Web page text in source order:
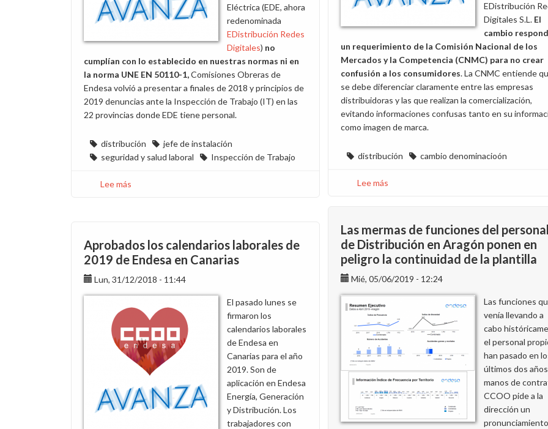
Eléctrica (EDE, ahora
redenominada
EDistribución Redes
Digitales) no
cumplían con lo establecido en nuestras normas ni en
la norma UNE EN 50110-1,Comisiones Obreras de
Endesa volvió a presentar a finales de 2018 y principios de
2019 denuncias ante la Inspección de Trabajo (IT) en las
22 provincias donde EDE tiene personal.
distribución
jefe de instalación
seguridad y salud laboral
Inspección de Trabajo
Lee más
la
plantilla
e
seguimos
denunciando
los
listados
de
delegación
de
los
Jefes
EDistribución
Digitales S.L. El
cambio
un requerimiento de la Comisión Nacional de los
Mercados y la Competencia (CNMC) para no crear
confusión a los consumidores. La CNMC entiende
se debe diferenciar claramente entre las empresas
distribuidoras y las que realizan la comercialización,
evitando informaciones confusas tanto en su
como imagen de marca.
distribución cambio denominacioón
Lee más
Eléctrica
pasa
a
denominarse
EDistribución
Las mermas de funciones del personal
de Distribución en Aragón ponen en
peligro la continuidad de la plantilla
Mié, 05/06/2019 - 12:24
Las funciones
venía llevando a
cabo
el personal
han pasado en
últimos dos
manos de
CCOO pide a la
dirección un
pronunciamiento
Aprobados los calendarios laborales de
2019 de Endesa en Canarias
Lun, 31/12/2018 - 11:44
El pasado lunes se
firmaron los
calendarios laborales
de Endesa en
Canarias para el año
2019. Son de
aplicación en Endesa
Energía, Generación
y Distribución. Los
trabajadores con